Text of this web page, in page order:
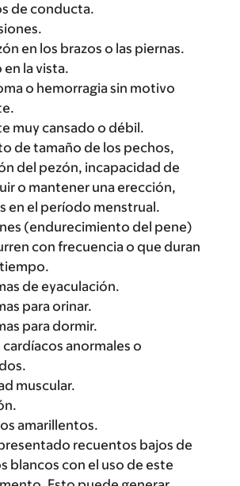
de conducta.
en los brazos o las piernas.
en la vista.
o hemorragia sin motivo
muy cansado o débil.
de tamaño de los pechos,
del pezón, incapacidad de
o mantener una erección,
en el período menstrual.
(endurecimiento del pene)
con frecuencia o que duran
de eyaculación.
para orinar.
para dormir.
anormales o
muscular.
amarillentos.
recuentos bajos de
blancos con el uso de este